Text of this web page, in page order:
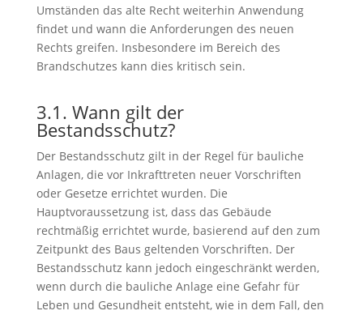
Umständen das alte Recht weiterhin Anwendung
findet und wann die Anforderungen des neuen
Rechts greifen. Insbesondere im Bereich des
Brandschutzes kann dies kritisch sein.
3.1. Wann gilt der
Bestandsschutz?
Der Bestandsschutz gilt in der Regel für bauliche
Anlagen, die vor Inkrafttreten neuer Vorschriften
oder Gesetze errichtet wurden. Die
Hauptvoraussetzung ist, dass das Gebäude
rechtmäßig errichtet wurde, basierend auf den zum
Zeitpunkt des Baus geltenden Vorschriften. Der
Bestandsschutz kann jedoch eingeschränkt werden,
wenn durch die bauliche Anlage eine Gefahr für
Leben und Gesundheit entsteht, wie in dem Fall, den